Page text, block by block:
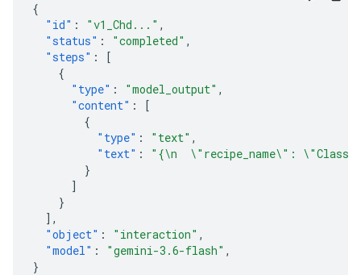
{
"id" : "v1_Chd..." ,
"status" : "completed" ,
"steps" :
[
{
"type" : "model_output" ,
"content" :
[
{
"type" : "text" ,
"text" :
"{\n  \"recipe_name\":
}
]
}
],
"object" : "interaction" ,
"model" : "gemini-3.6-flash" ,
}